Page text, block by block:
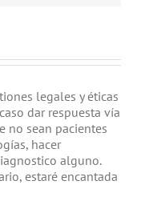
legales y éticas
dar respuesta vía
no sean pacientes
hacer
alguno.
estaré encantada